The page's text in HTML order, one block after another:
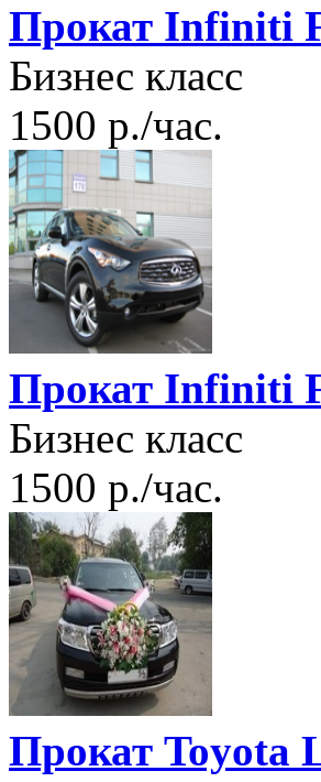
Прокат Infiniti
Бизнес класс
1500 р./час.
Прокат Infiniti
Бизнес класс
1500 р./час.
Прокат Toyota